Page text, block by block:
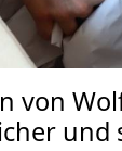
von
und